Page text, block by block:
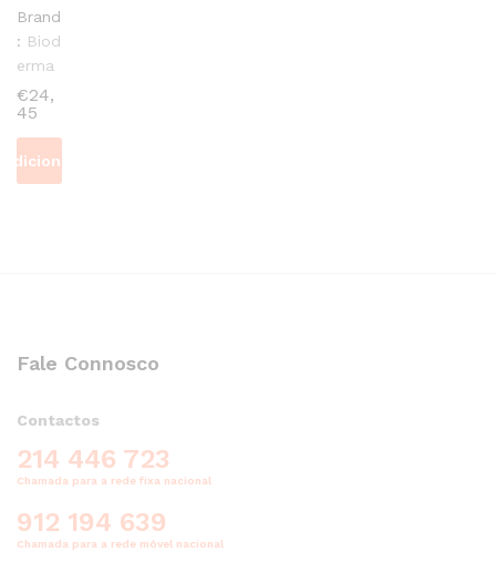
Brand
: Biod
erma
€24,
45
Adicionar
Fale Connosco
Contactos
214 446 723
Chamada para a rede fixa nacional
912 194 639
Chamada para a rede móvel nacional